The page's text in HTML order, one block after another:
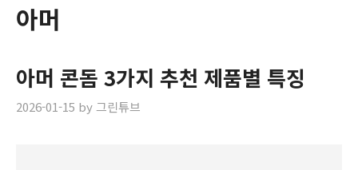
아머
아머 콘돔 3가지 추천 제품별 특징
2026-01-15 by그린튜브